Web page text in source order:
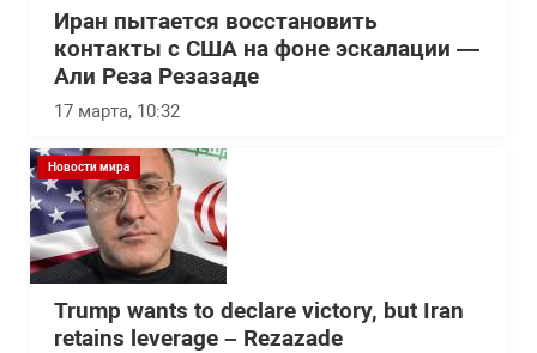
Иран пытается восстановить
контакты с США на фоне эскалации —
Али Реза Резазаде
17 марта, 10:32
Новости мира
Trump wants to declare victory, but Iran
retains leverage – Rezazade